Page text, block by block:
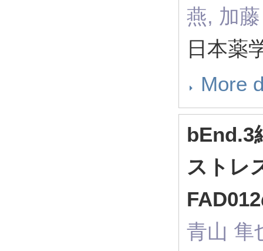
燕, 加
日本薬
More
bEnd.3
ストレ
青山 隼